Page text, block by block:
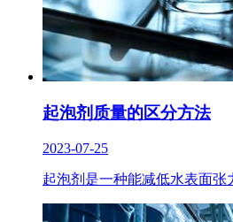
起泡剂质量的区分方法
2023-07-25
起泡剂是一种能减低水表面